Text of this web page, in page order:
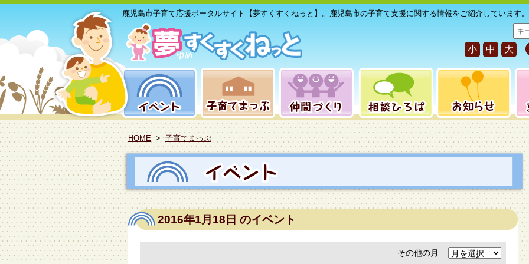
鹿児島市子育て応援ポータルサイト【夢すくすくねっと】。鹿児島市の子育て支援に関する情報をご紹介しています。
サ
イ
ト
内
小 中 大
HOME > 子育てまっぷ
2016年1月18日 のイベント
その他の月